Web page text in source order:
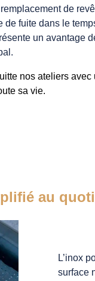
de
de fuite dans le
un avantage
nos ateliers avec
sa vie.
au
L’inox
surface